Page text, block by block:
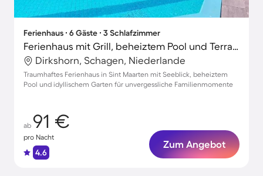
Ferienhaus ∙ 6 Gäste ∙ 3 Schlafzimmer
Ferienhaus mit Grill, beheiztem Pool und Terrasse | Naturblick
Dirkshorn, Schagen, Niederlande
Traumhaftes Ferienhaus in Sint Maarten mit Seeblick, beheiztem
Pool und idyllischem Garten für unvergessliche Familienmomente
ab 91 €
pro Nacht
4.6
Zum Angebot